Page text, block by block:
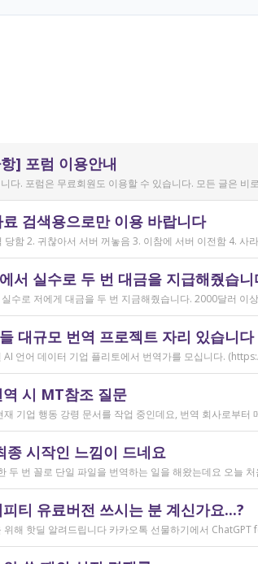
] 포럼 이용안내
다. 포럼은 무료회원도 이용할 수 있습니다. 모든 글은 비
검색용으로만 이용 바랍니다
서 실수로 두 번 대금을 지급해줬습니
대규모 번역 프로젝트 자리 있습니다
시 MT참조 질문
종 시작인 느낌이 드네요
티 유료버전 쓰시는 분 계신가요...?